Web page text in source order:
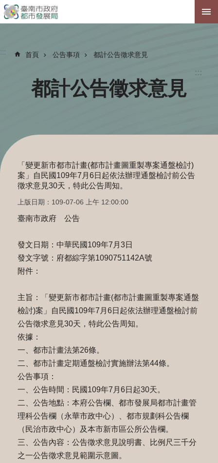
跳到主要內容區塊
:::
::: 首頁 公告事項 都計公告徵求意見
都計公告徵求意見
「變更新市都市計畫(都市計畫圖重製專案通盤檢討)
案」自民國109年7月6日起依法辦理通盤檢討前公告
徵求意見30天，特此公告周知。
上版日期：109-07-06 上午 12:00:00
臺南市政府 公告
發文日期：中華民國109年7月3日
發文字號：府都綜字第1090751142A號
附件：
主旨：「變更新市都市計畫(都市計畫圖重製專案通盤
檢討)案」自民國109年7月6日起依法辦理通盤檢討前
公告徵求意見30天，特此公告周知。
依據：
一、都市計畫法第26條。
二、都市計畫定期通盤檢討實施辦法第44條。
公告事項：
一、公告時間：民國109年7月6日起30天。
二、公告地點：本府公告欄、都市發展局都市計畫管
理科公告欄（永華市政中心）、都市規劃科公告欄
（民治市政中心）及本市新市區公所公告欄。
三、公告內容：公告徵求意見說明書、比例尺三千分
之一公告徵求意見範圍示意圖。